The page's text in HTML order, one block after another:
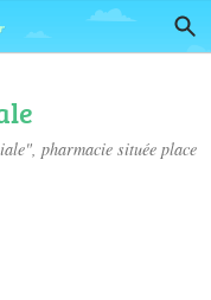
pharmacie située place